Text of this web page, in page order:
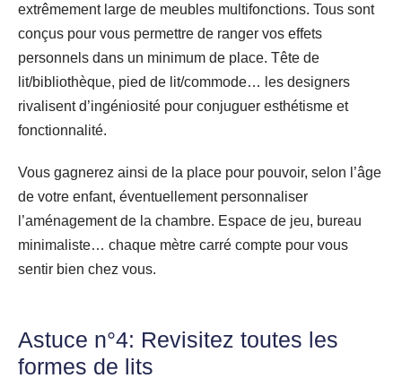
extrêmement large de meubles multifonctions. Tous sont
conçus pour vous permettre de ranger vos effets
personnels dans un minimum de place. Tête de
lit/bibliothèque, pied de lit/commode… les designers
rivalisent d’ingéniosité pour conjuguer esthétisme et
fonctionnalité.
Vous gagnerez ainsi de la place pour pouvoir, selon l’âge
de votre enfant, éventuellement personnaliser
l’aménagement de la chambre. Espace de jeu, bureau
minimaliste… chaque mètre carré compte pour vous
sentir bien chez vous.
Astuce n°4: Revisitez toutes les
formes de lits